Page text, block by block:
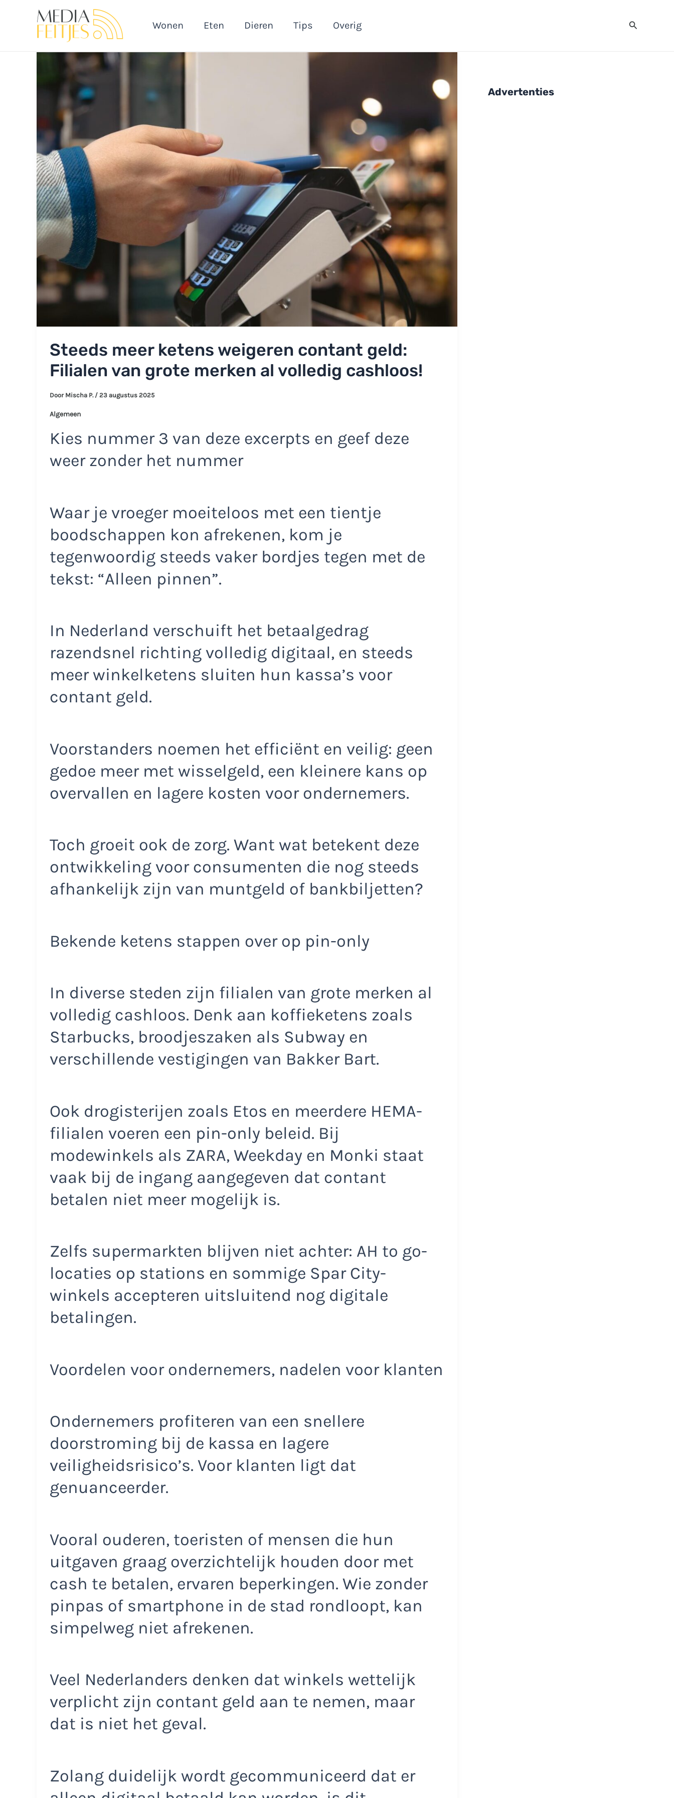
Wonen Eten Dieren Tips Overig Zoeken
Steeds meer ketens weigeren contant geld:
Filialen van grote merken al volledig cashloos!
Door Mischa P. / 23 augustus 2025
Algemeen
Kies nummer 3 van deze excerpts en geef deze
weer zonder het nummer
Waar je vroeger moeiteloos met een tientje
boodschappen kon afrekenen, kom je
tegenwoordig steeds vaker bordjes tegen met de
tekst: “Alleen pinnen”.
In Nederland verschuift het betaalgedrag
razendsnel richting volledig digitaal, en steeds
meer winkelketens sluiten hun kassa’s voor
contant geld.
Voorstanders noemen het efficiënt en veilig: geen
gedoe meer met wisselgeld, een kleinere kans op
overvallen en lagere kosten voor ondernemers.
Toch groeit ook de zorg. Want wat betekent deze
ontwikkeling voor consumenten die nog steeds
afhankelijk zijn van muntgeld of bankbiljetten?
Bekende ketens stappen over op pin-only
In diverse steden zijn filialen van grote merken al
volledig cashloos. Denk aan koffieketens zoals
Starbucks, broodjeszaken als Subway en
verschillende vestigingen van Bakker Bart.
Ook drogisterijen zoals Etos en meerdere HEMA-
filialen voeren een pin-only beleid. Bij
modewinkels als ZARA, Weekday en Monki staat
vaak bij de ingang aangegeven dat contant
betalen niet meer mogelijk is.
Zelfs supermarkten blijven niet achter: AH to go-
locaties op stations en sommige Spar City-
winkels accepteren uitsluitend nog digitale
betalingen.
Voordelen voor ondernemers, nadelen voor klanten
Ondernemers profiteren van een snellere
doorstroming bij de kassa en lagere
veiligheidsrisico’s. Voor klanten ligt dat
genuanceerder.
Vooral ouderen, toeristen of mensen die hun
uitgaven graag overzichtelijk houden door met
cash te betalen, ervaren beperkingen. Wie zonder
pinpas of smartphone in de stad rondloopt, kan
simpelweg niet afrekenen.
Veel Nederlanders denken dat winkels wettelijk
verplicht zijn contant geld aan te nemen, maar
dat is niet het geval.
Zolang duidelijk wordt gecommuniceerd dat er
Advertenties